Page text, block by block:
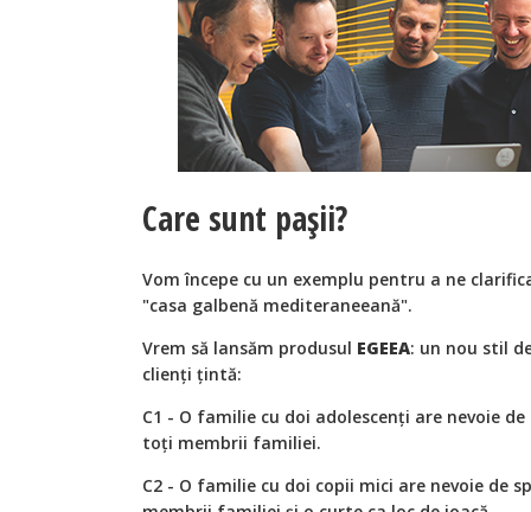
Care sunt pașii?
Vom începe cu un exemplu pentru a ne
"casa galbenă mediteraneeană".
Vrem să lansăm produsul EGEEA: un nou stil
clienți țintă:
C1 - O familie cu doi adolescenți are nevoie
toți membrii familiei.
C2 - O familie cu doi copii mici are nevoie de